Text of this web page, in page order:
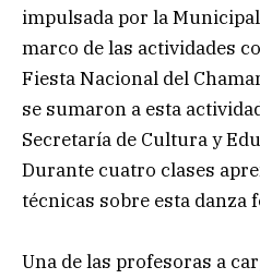
impulsada por la
marco de las actividades
Fiesta Nacional del
se sumaron a esta
Secretaría de Cultura y
Durante cuatro clases
técnicas sobre esta danza
Una de las profesoras a